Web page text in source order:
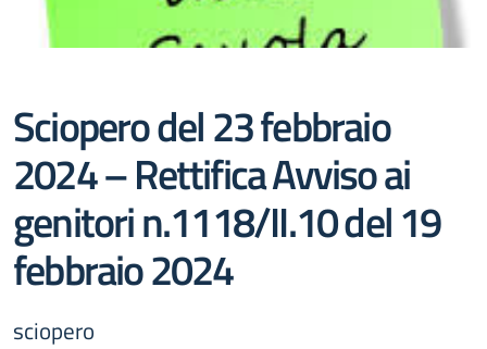
Sciopero del 23 febbraio
2024 – Rettifica Avviso ai
genitori n.1118/II.10 del 19
febbraio 2024
sciopero